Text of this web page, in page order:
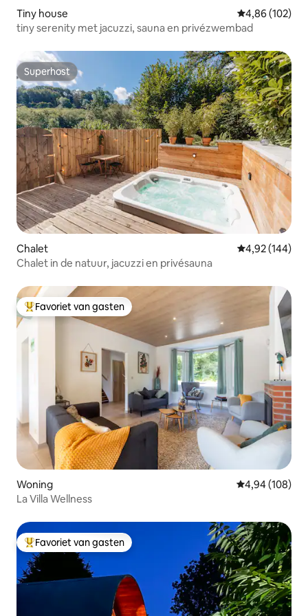
Tiny house Gemiddelde
4,86 (102)
tiny serenity met jacuzzi, sauna en privézwembad
Superhost
Superhost
Chalet Gemiddelde
4,92 (144)
Chalet in de natuur, jacuzzi en privésauna
Topfavoriet van gasten
Favoriet van gasten
Woning Gemiddelde
4,94 (108)
La Villa Wellness
Topfavoriet van gasten
Favoriet van gasten